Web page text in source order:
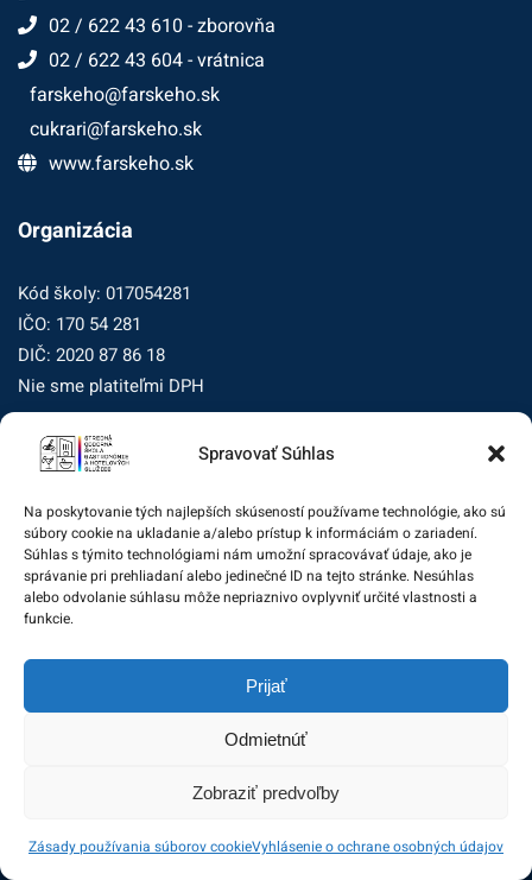
Spravovať Súhlas
Na poskytovanie tých najlepších skúseností používame technológie, ako sú
súbory cookie na ukladanie a/alebo prístup k informáciám o zariadení.
Súhlas s týmito technológiami nám umožní spracovávať údaje, ako je
správanie pri prehliadaní alebo jedinečné ID na tejto stránke. Nesúhlas
alebo odvolanie súhlasu môže nepriaznivo ovplyvniť určité vlastnosti a
funkcie.
Prijať
Odmietnúť
Zobraziť predvoľby
Zásady používania súborov cookieVyhlásenie o ochrane osobných údajov
02 / 622 43 610 - zborovňa
02 / 622 43 604 - vrátnica
farskeho@farskeho.sk
cukrari@farskeho.sk
www.farskeho.sk
Organizácia
Kód školy: 017054281
IČO: 170 54 281
DIČ: 2020 87 86 18
Nie sme platiteľmi DPH
Zásady ochrany osobných údajov
Dohľad nad ochranou osobných údajov
Žiadosť dotknutej osoby na uplatnenie jej práv
Zodpovedná osoba za ochranu osobných údajov:
zo@eurotrading.sk
služieb. All rights reserved.